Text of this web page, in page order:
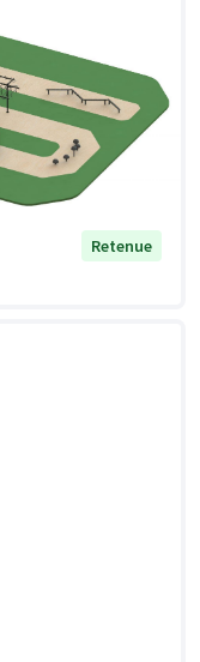
Retenue